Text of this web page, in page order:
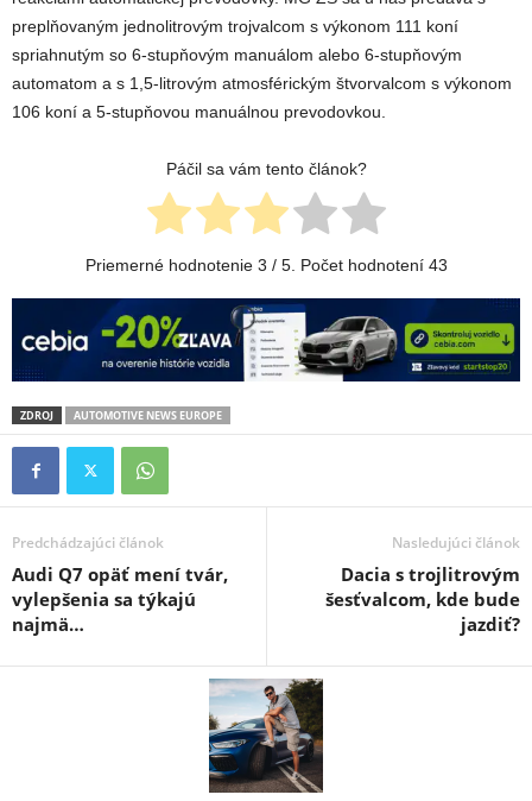
preplňovaným jednolitrovým trojvalcom s výkonom 111 koní
spriahnutým so 6-stupňovým manuálom alebo 6-stupňovým
automatom a s 1,5-litrovým atmosférickým štvorvalcom s výkonom
106 koní a 5-stupňovou manuálnou prevodovkou.
Páčil sa vám tento článok?
Priemerné hodnotenie 3 / 5. Počet hodnotení 43
ZDROJ AUTOMOTIVE NEWS EUROPE
Predchádzajúci článok
Audi Q7 opäť mení tvár,
vylepšenia sa týkajú
najmä…
Nasledujúci článok
Dacia s trojlitrovým
šesťvalcom, kde bude
jazdiť?